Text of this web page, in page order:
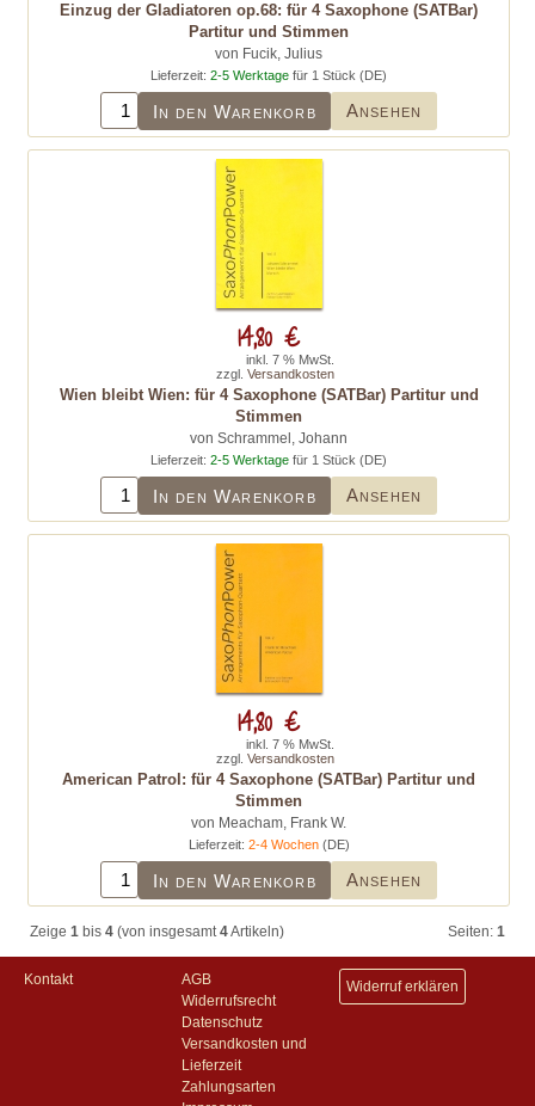
Einzug der Gladiatoren op.68: für 4 Saxophone (SATBar)
Partitur und Stimmen
von Fucik, Julius
Lieferzeit: 2-5 Werktage für 1 Stück (DE)
In den Warenkorb Ansehen
Wien bleibt Wien: für 4 Saxophone (SATBar) Partitur und
Stimmen
von Schrammel, Johann
Lieferzeit: 2-5 Werktage für 1 Stück (DE)
In den Warenkorb Ansehen
14,80 €
inkl. 7 % MwSt.
zzgl. Versandkosten
American Patrol: für 4 Saxophone (SATBar) Partitur und
Stimmen
von Meacham, Frank W.
Lieferzeit: 2-4 Wochen(DE)
In den Warenkorb Ansehen
14,80 €
inkl. 7 % MwSt.
zzgl. Versandkosten
Zeige 1 bis 4 (von insgesamt4Artikeln) Seiten: 1
Kontakt
AGB
Widerrufsrecht
Datenschutz
Versandkosten und
Lieferzeit
Zahlungsarten
Widerruf erklären